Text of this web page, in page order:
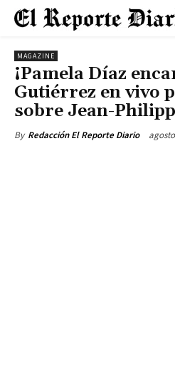
MAGAZINE
¡Pamela Díaz
Gutiérrez en vivo
sobre Jean-
By Redacción El Reporte Diario